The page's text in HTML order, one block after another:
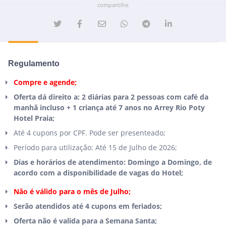
compartilhe
Regulamento
Compre e agende;
Oferta dá direito a: 2 diárias para 2 pessoas com café da
manhã incluso + 1 criança até 7 anos no Arrey Rio Poty
Hotel Praia;
Até 4 cupons por CPF. Pode ser presenteado;
Período para utilização: Até 15 de Julho de 2026;
Dias e horários de atendimento: Domingo a Domingo, de
acordo com a disponibilidade de vagas do Hotel;
Não é válido para o mês de Julho;
Serão atendidos até 4 cupons em feriados;
Oferta não é valida para a Semana Santa;